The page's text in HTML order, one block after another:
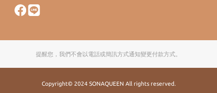
提醒您，我們不會以電話或簡訊方式通知變更付款方式。
Copyright© 2024 SONAQUEEN All rights reserved.